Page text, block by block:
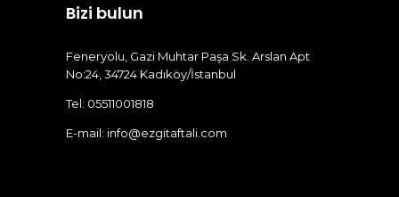
Bizi bulun
Feneryolu, Gazi Muhtar Paşa Sk. Arslan Apt
No:24, 34724 Kadıköy/İstanbul
Tel: 05511001818
E-mail: info@ezgitaftali.com